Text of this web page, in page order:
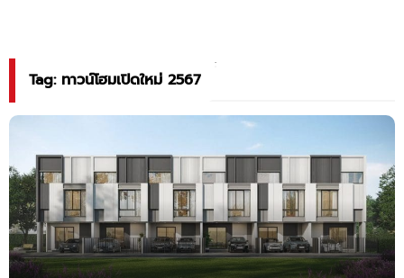
Tag: ทาวน์โฮมเปิดใหม่ 2567